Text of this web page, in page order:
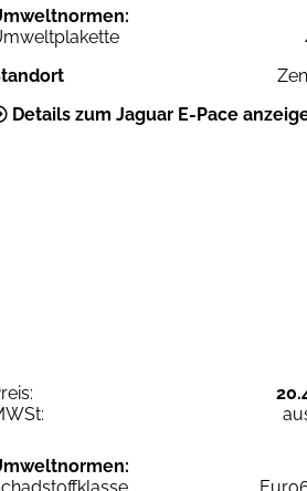
Details zum Jaguar E-Pace